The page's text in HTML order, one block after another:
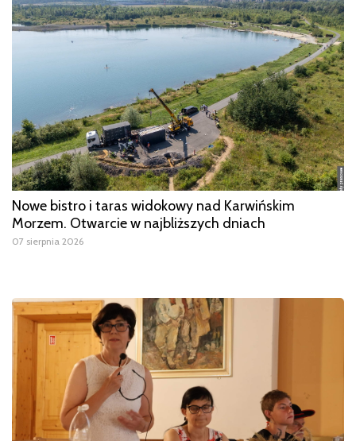
Nowe bistro i taras widokowy nad Karwińskim
Morzem. Otwarcie w najbliższych dniach
07 sierpnia 2026